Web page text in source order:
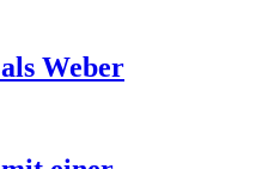
Weber